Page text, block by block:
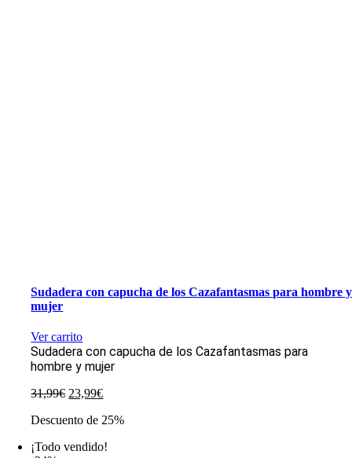
Sudadera con capucha de los Cazafantasmas para hombre y
mujer
Ver carrito
Sudadera con capucha de los Cazafantasmas para
hombre y mujer
31,99€ El
original
31,99€.
23,99€El
actual
23,99€.
Descuento de 25%
¡Todo vendido!